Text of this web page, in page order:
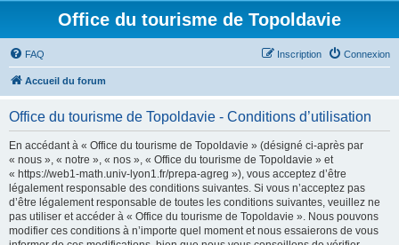
Office du tourisme de Topoldavie
FAQ Connexion
Inscription
Accueil du forum
Office du tourisme de Topoldavie - Conditions d’utilisation
En accédant à « Office du tourisme de Topoldavie » (désigné ci-après par
« nous », « notre », « nos », « Office du tourisme de Topoldavie » et
« https://web1-math.univ-lyon1.fr/prepa-agreg »), vous acceptez d’être
légalement responsable des conditions suivantes. Si vous n’acceptez pas
d’être légalement responsable de toutes les conditions suivantes, veuillez ne
pas utiliser et accéder à « Office du tourisme de Topoldavie ». Nous pouvons
modifier ces conditions à n’importe quel moment et nous essaierons de vous